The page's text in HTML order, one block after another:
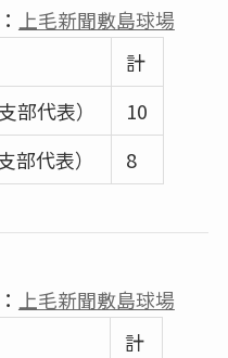
上毛新聞敷島球場
計
部代表）
10
部代表） 8
上毛新聞敷島球場
計